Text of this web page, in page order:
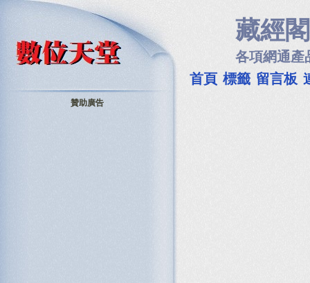
藏經閣
各項網通產
首頁 標籤 留言板
贊助廣告